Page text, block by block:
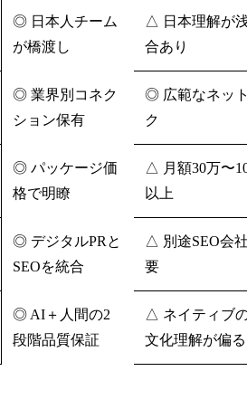
◎ 日本人チーム
が橋渡し
△ 日本理解が
合あり
◎ 業界別コネク
ション保有
◎ 広範なネッ
ク
◎ パッケージ価
格で明瞭
△ 月額30万〜
以上
◎ デジタルPRと
SEOを統合
△ 別途SEO会
要
◎ AI＋人間の2
段階品質保証
△ ネイティブ
文化理解が偏る